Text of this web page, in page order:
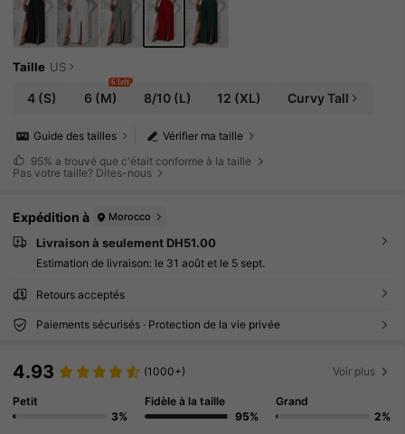
Taille US
4 (S) 6 (M)
6 left
8/10(L) 12 (XL) Curvy Tall
Vérifier ma taille
Guide des tailles
95% a trouvé que c'était conforme à la taille
Pas votre taille? Dites-nous
Expédition à Morocco
Livraison à seulement DH51.00
Estimation de livraison: le 31 août et le 5 sept.
Retours acceptés
Paiements sécurisés · Protection de la vie privée
4.93 (1000+) Voir plus
Petit
3%
Fidèle à la taille
95%
Grand
2%